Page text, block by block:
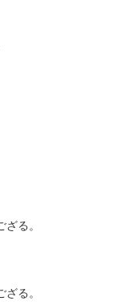
る。
る。